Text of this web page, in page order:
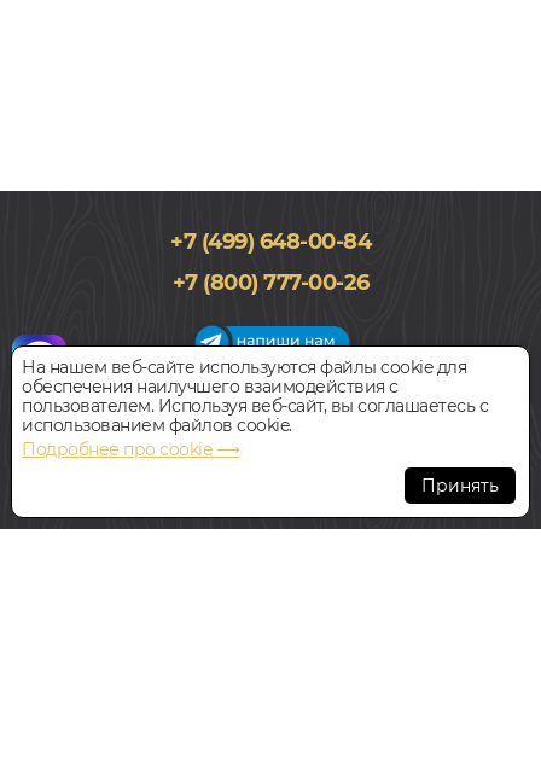
+7 (499) 648-00-84
+7 (800) 777-00-26
График работы салона
Пн-Вс с 09:00 до 21:00
Наш адрес:127018, г. Москва,
ул.Складочная, д.1, строение 9
На нашем веб-сайте используются файлы cookie для
обеспечения наилучшего взаимодействия с
пользователем. Используя веб-сайт, вы соглашаетесь с
использованием файлов cookie.
Подробнее про cookie ⟶
Принять